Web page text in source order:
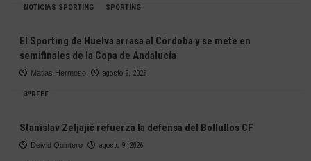
NOTICIAS SPORTING SPORTING
El Sporting de Huelva arrasa al Córdoba y se mete en
semifinales de la Copa de Andalucía
Matias Hermoso agosto 9, 2026
3ªRFEF
Stanislav Zeljajić refuerza la defensa del Bollullos CF
Deivid Quintero agosto 9, 2026